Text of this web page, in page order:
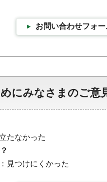
お問い合わせフォー
にみなさまのご意
たなかった
見つけにくかった